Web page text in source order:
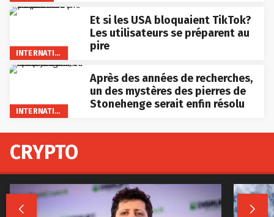
INTERNATIONAL
Et si les USA bloquaient TikTok?
Les utilisateurs se préparent au
pire
INTERNATIONAL
Après des années de recherches,
un des mystères des pierres de
Stonehenge serait enfin résolu
CRYPTO
 